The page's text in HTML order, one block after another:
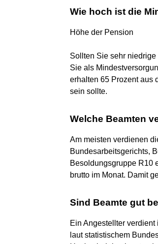
Wie hoch ist die
Höhe der Pension
Sollten Sie sehr
Sie als
erhalten 65 Prozent aus
sein sollte.
Welche Beamten
Am meisten verdienen
Bundesarbeitsgerichts,
Besoldungsgruppe R10
brutto im Monat. Damit
Sind Beamte gut
Ein Angestellter
laut statistischem